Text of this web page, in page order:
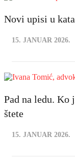
Novi upisi u
15. JANUAR 2026.
Pad na ledu. Ko
štete
15. JANUAR 2026.